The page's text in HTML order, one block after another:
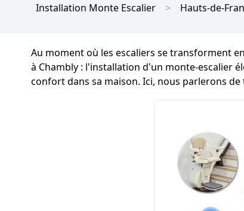
Installation Monte Escalier Hauts-de-
Au moment où les escaliers se transforment
à Chambly : l'installation d'un monte-escalier
confort dans sa maison. Ici, nous parlerons